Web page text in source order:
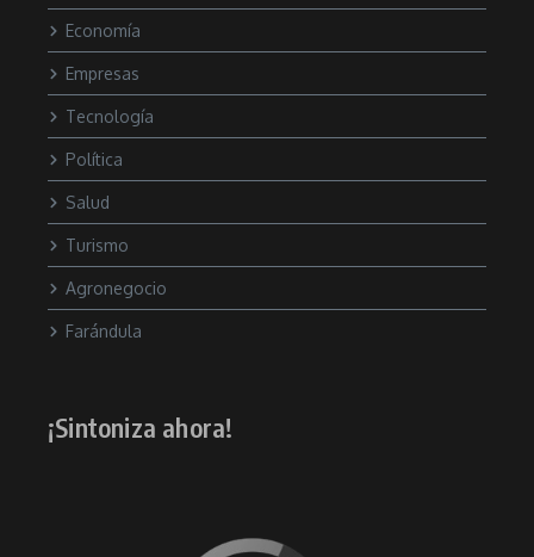
Economía
Empresas
Tecnología
Política
Salud
Turismo
Agronegocio
Farándula
¡Sintoniza ahora!